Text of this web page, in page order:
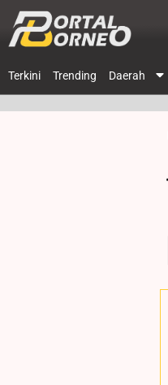
Terkini Trending Daerah